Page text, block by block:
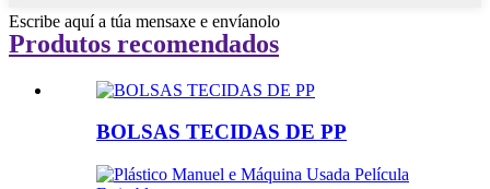
Escribe aquí a túa mensaxe e envíanolo
Produtos recomendados
BOLSAS TECIDAS DE PP